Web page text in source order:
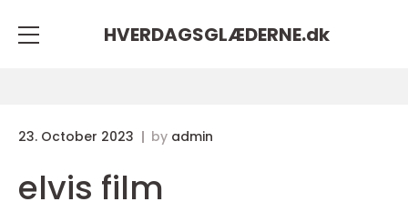
HVERDAGSGLÆDERNE.dk
23. October 2023 by admin
elvis film